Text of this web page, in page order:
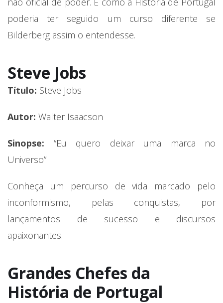
poderia ter seguido um curso diferente se
Bilderberg assim o entendesse.
Steve Jobs
Título: Steve Jobs
Autor: Walter Isaacson
Sinopse: “Eu quero deixar uma marca no
Universo”
Conheça um percurso de vida marcado pelo
inconformismo, pelas conquistas, por
lançamentos de sucesso e discursos
apaixonantes.
Grandes Chefes da
História de Portugal